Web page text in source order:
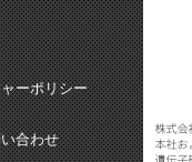
ーポリシー
合わせ